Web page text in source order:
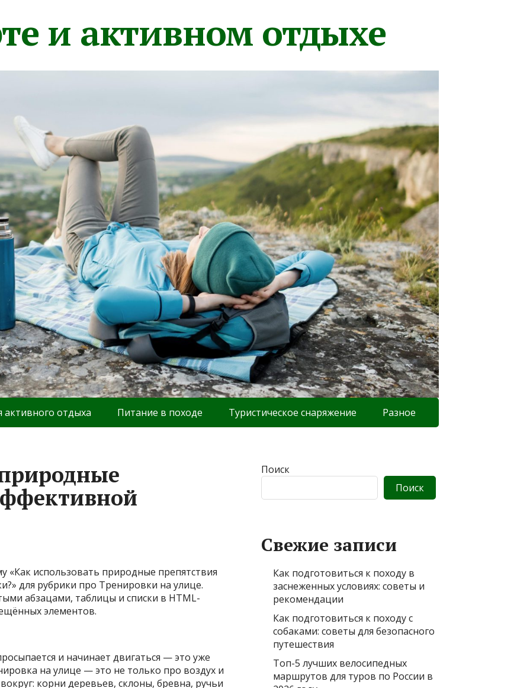
и активном отдыхе
отдыха Питание в походе Туристическое снаряжение Разное
использовать природные препятствия
для рубрики про Тренировки на улице.
абзацами, таблицы и списки в HTML-
элементов.
и начинает двигаться — это уже
на улице — это не только про воздух и
корни деревьев, склоны, бревна, ручьи
Поиск
Поиск
Свежие записи
Как подготовиться к походу в
заснеженных условиях: советы и
рекомендации
Как подготовиться к походу с
собаками: советы для безопасного
путешествия
Топ-5 лучших велосипедных
маршрутов для туров по России в